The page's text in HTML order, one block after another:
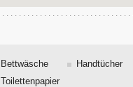
Bettwäsche Handtücher
Toilettenpapier